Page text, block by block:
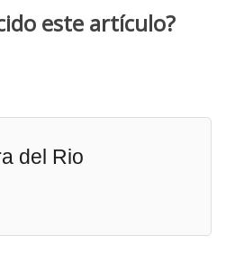
este artículo?
del Rio